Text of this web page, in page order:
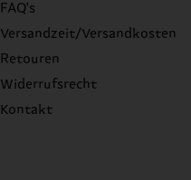
FAQ's
Versandzeit/Versandkosten
Retouren
Widerrufsrecht
Kontakt